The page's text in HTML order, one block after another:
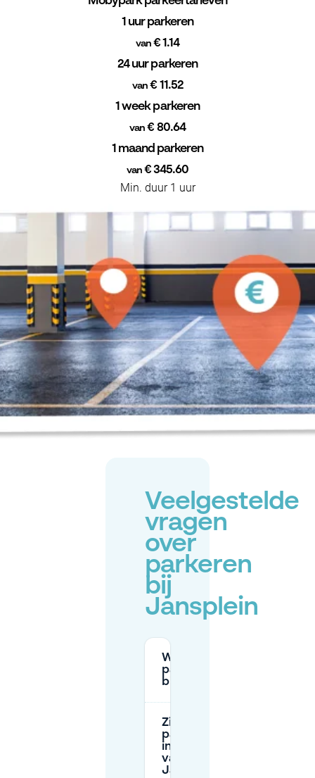
1 uur parkeren
van€ 1.14
24 uur parkeren
van € 11.52
1 week parkeren
van € 80.64
1 maand parkeren
van€ 345.60
Min. duur 1 uur
Veelgestelde
vragen
over
parkeren
bij
Jansplein
Wat zijn de
parkeerkosten
bij Jansplein?
Zijn er gratis
parkeeropties
in de buurt
van
Jansplein?